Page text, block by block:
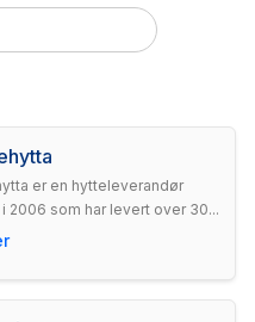
er en hytteleverandør
2006 som har levert over 30...